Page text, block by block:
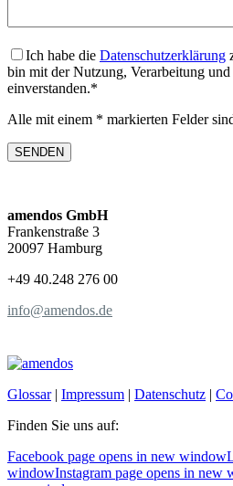
Ich habe die Datenschutzerklärung
bin mit der Nutzung, Verarbeitung
einverstanden.*
Alle mit einem * markierten Felder
amendos GmbH
Frankenstraße 3
20097 Hamburg
+49 40.248 276 00
info@amendos.de
Glossar| Impressum | Datenschutz |
Finden Sie uns auf:
Facebook page opens in new window
windowInstagram page opens in new